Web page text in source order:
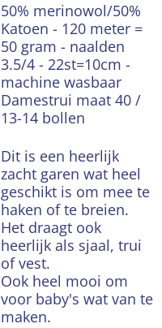
50% merinowol/50%
Katoen - 120 meter =
50 gram - naalden
3.5/4 - 22st=10cm -
machine wasbaar
Damestrui maat 40 /
13-14 bollen
Dit is een heerlijk
zacht garen wat heel
geschikt is om mee te
haken of te breien.
Het draagt ook
heerlijk als sjaal, trui
of vest.
Ook heel mooi om
voor baby's wat van te
maken.